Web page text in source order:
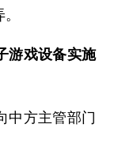
游戏设备实施
中方主管部门